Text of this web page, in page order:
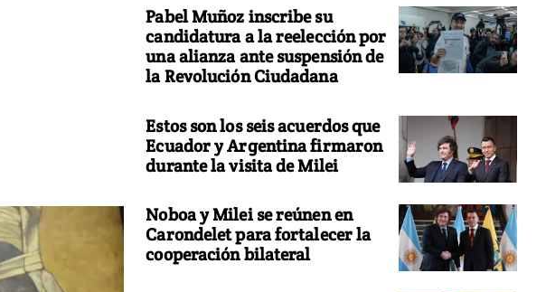
Pabel Muñoz inscribe su
candidatura a la reelección por
una alianza ante suspensión de
la Revolución Ciudadana
Estos son los seis acuerdos que
Ecuador y Argentina firmaron
durante la visita de Milei
Noboa y Milei se reúnen en
Carondelet para fortalecer la
cooperación bilateral